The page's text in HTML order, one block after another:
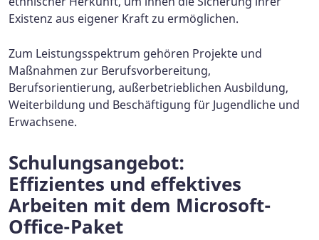
Existenz aus eigener Kraft zu ermöglichen.
Zum Leistungsspektrum gehören Projekte und
Maßnahmen zur Berufsvorbereitung,
Berufsorientierung, außerbetrieblichen Ausbildung,
Weiterbildung und Beschäftigung für Jugendliche und
Erwachsene.
Schulungsangebot:
Effizientes und effektives
Arbeiten mit dem Microsoft-
Office-Paket